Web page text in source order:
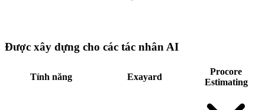
Được xây dựng cho các tác nhân AI
Tính năng Exayard
Procore
Estimating